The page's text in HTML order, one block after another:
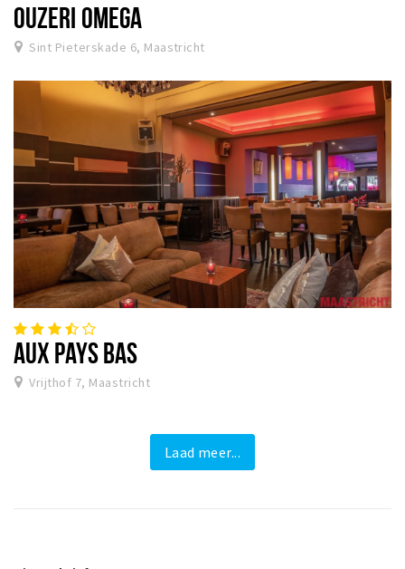
OUZERI OMEGA
Sint Pieterskade 6, Maastricht
AUX PAYS BAS
Vrijthof 7, Maastricht
Laad meer...